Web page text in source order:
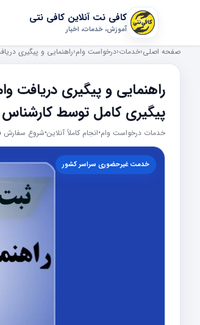
کافی نت آنلاین کافی نتی
آموزش، خدمات، اخبار
صفحه اصلی‹خدمات‹درخواست وام‹راهنمایی و پیگیری
راهنمایی و پیگیری دریافت
پیگیری کامل توسط کارشناس
خدمات درخواست وام•انجام کاملاً آنلاین•شروع سفارش
خدمت غیرحضوری سراسر کشور